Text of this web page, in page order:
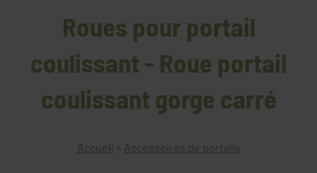
Roues pour portail
coulissant - Roue portail
coulissant gorge carré
Accueil > Accessoires de portails